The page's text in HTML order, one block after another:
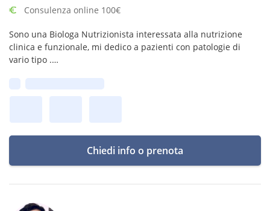
Consulenza online 100€
Sono una Biologa Nutrizionista interessata alla nutrizione
clinica e funzionale, mi dedico a pazienti con patologie di
vario tipo .
Chiedi info o prenota